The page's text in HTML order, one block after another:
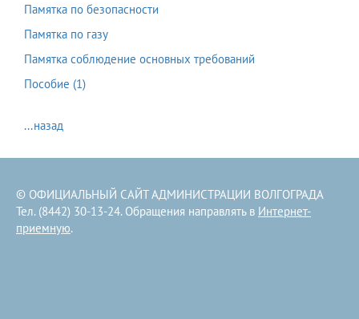
Памятка по безопасности
Памятка по газу
Памятка соблюдение основных требований
Пособие (1)
...назад
© ОФИЦИАЛЬНЫЙ САЙТ АДМИНИСТРАЦИИ ВОЛГОГРАДА
Тел. (8442) 30-13-24. Обращения направлять в Интернет-
приемную.